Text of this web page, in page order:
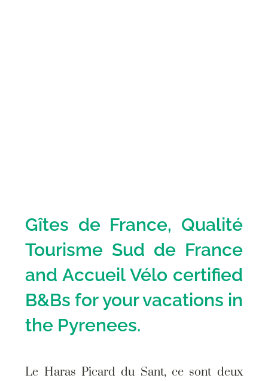
Gîtes de France, Qualité
Tourisme Sud de France
and Accueil Vélo certified
B&Bs for your vacations in
the Pyrenees.
Le Haras Picard du Sant, ce sont deux